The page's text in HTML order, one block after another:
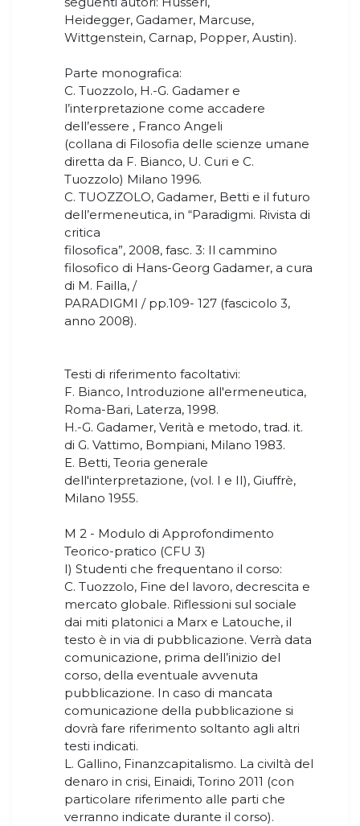
Heidegger, Gadamer, Marcuse,
Wittgenstein, Carnap, Popper, Austin).
Parte monografica:
C. Tuozzolo, H.-G. Gadamer e
l’interpretazione come accadere
dell’essere , Franco Angeli
(collana di Filosofia delle scienze umane
diretta da F. Bianco, U. Curi e C.
Tuozzolo) Milano 1996.
C. TUOZZOLO, Gadamer, Betti e il futuro
dell’ermeneutica, in “Paradigmi. Rivista di
critica
filosofica”, 2008, fasc. 3: Il cammino
filosofico di Hans-Georg Gadamer, a cura
di M. Failla, /
PARADIGMI / pp.109- 127 (fascicolo 3,
anno 2008).
Testi di riferimento facoltativi:
F. Bianco, Introduzione all'ermeneutica,
Roma-Bari, Laterza, 1998.
H.-G. Gadamer, Verità e metodo, trad. it.
di G. Vattimo, Bompiani, Milano 1983.
E. Betti, Teoria generale
dell'interpretazione, (vol. I e II), Giuffrè,
Milano 1955.
M 2 - Modulo di Approfondimento
Teorico-pratico (CFU 3)
I) Studenti che frequentano il corso:
C. Tuozzolo, Fine del lavoro, decrescita e
mercato globale. Riflessioni sul sociale
dai miti platonici a Marx e Latouche, il
testo è in via di pubblicazione. Verrà data
comunicazione, prima dell’inizio del
corso, della eventuale avvenuta
pubblicazione. In caso di mancata
comunicazione della pubblicazione si
dovrà fare riferimento soltanto agli altri
testi indicati.
L. Gallino, Finanzcapitalismo. La civiltà del
denaro in crisi, Einaidi, Torino 2011 (con
particolare riferimento alle parti che
verranno indicate durante il corso).